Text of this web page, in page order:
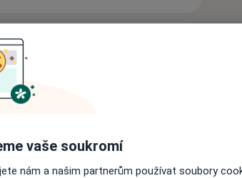
v r. 1984, I. a II atestace v oboru
ušních, nosních a krčních,
vaše soukromí
nám a našim partnerům používat soubory